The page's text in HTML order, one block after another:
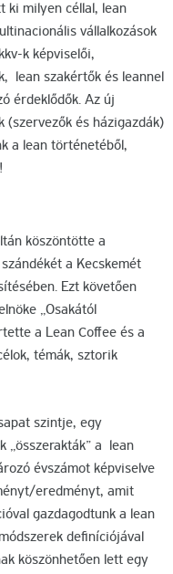
ki milyen céllal, lean
vállalkozások
k képviselői,
lean szakértők és leannel
érdeklődők. Az új
(szervezők és házigazdák)
a lean történetéből,
köszöntötte a
a Kecskemét
Ezt követően
„Osakától
a Lean Coffee és a
témák, sztorik
szintje, egy
„összerakták” a lean
évszámot képviselve
eredményt, amit
gazdagodtunk a lean
definíciójával
köszönhetően lett egy